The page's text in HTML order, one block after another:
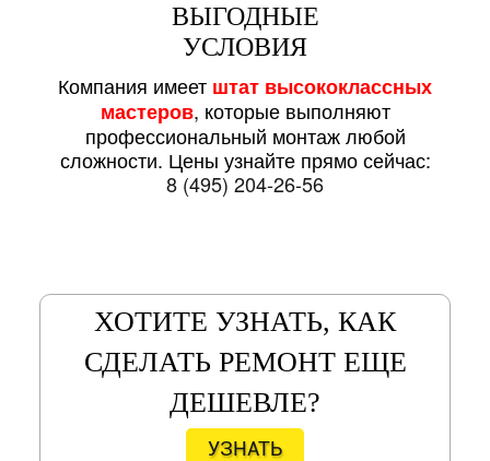
ВЫГОДНЫЕ
УСЛОВИЯ
Компания имеет штат высококлассных
мастеров, которые выполняют
профессиональный монтаж любой
сложности. Цены узнайте прямо сейчас:
8 (495) 204-26-56
ХОТИТЕ УЗНАТЬ, КАК
СДЕЛАТЬ РЕМОНТ ЕЩЕ
ДЕШЕВЛЕ?
УЗНАТЬ